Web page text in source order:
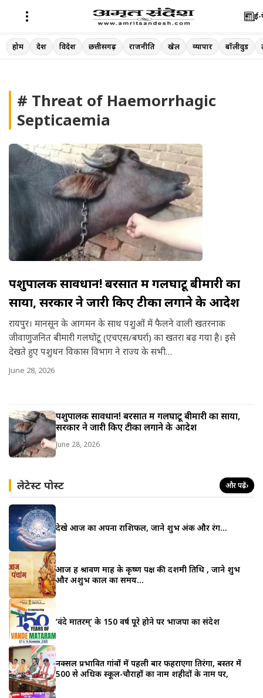
Skip
to
ई-
होम देश विदेश छत्तीसगढ़ राजनीति खेल व्यापार बॉलीवुड
# Threat of Haemorrhagic
Septicaemia
पशुपालक सावधान! बरसात में गलघोंटू बीमारी का
साया, सरकार ने जारी किए टीका लगाने के आदेश
रायपुर। मानसून के आगमन के साथ पशुओं में फैलने वाली खतरनाक
जीवाणुजनित बीमारी गलघोंटू (एचएस/बघर्रा) का खतरा बढ़ गया है। इसे
देखते हुए पशुधन विकास विभाग ने राज्य के सभी…
June 28, 2026
पशुपालक सावधान! बरसात में गलघोंटू बीमारी का साया,
सरकार ने जारी किए टीका लगाने के आदेश
June 28, 2026
लेटेस्ट पोस्ट और पढ़ें›
देखे आज का अपना राशिफल, जाने शुभ अंक और रंग…
आज हैं श्रावण माह के कृष्ण पक्ष की दशमी तिथि , जाने शुभ
और अशुभ काल का समय…
‘वंदे मातरम्’ के 150 वर्ष पूरे होने पर भाजपा का संदेश
नक्सल प्रभावित गांवों में पहली बार फहराएगा तिरंगा, बस्तर में
500 से अधिक स्कूल-चौराहों का नाम शहीदों के नाम पर,